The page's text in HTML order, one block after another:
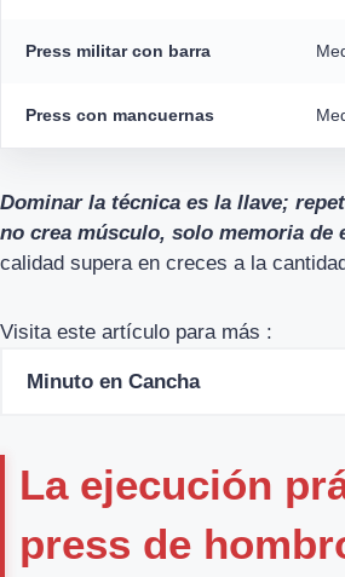
Press militar con barra
Press con mancuernas
Dominar la técnica es la llave;
no crea músculo, solo memoria de
calidad supera en creces a la
Visita este artículo para más :
Minuto en Cancha
La ejecución
press de